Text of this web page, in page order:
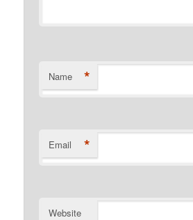
Name *
Email *
Website